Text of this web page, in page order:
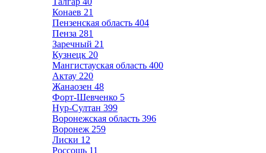
Конаев 21
Пензенская область 404
Пенза 281
Заречный 21
Кузнецк 20
Мангистауская область 400
Актау 220
Жанаозен 48
Форт-Шевченко 5
Нур-Султан 399
Воронежская область 396
Воронеж 259
Лиски 12
Россошь 11